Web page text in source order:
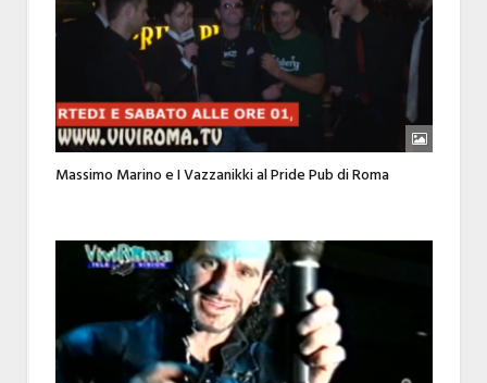
Massimo Marino e I Vazzanikki al Pride Pub di Roma